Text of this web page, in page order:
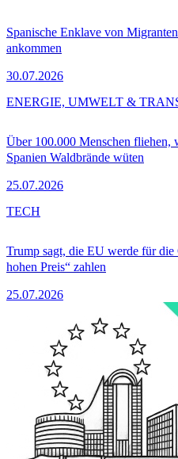
Spanische Enklave von
ankommen
30.07.2026
Über 100.000 Menschen fliehen,
Spanien Waldbrände wüten
25.07.2026
ENERGIE, UMWELT &
Trump sagt, die EU werde für die
hohen Preis“ zahlen
25.07.2026
TECH